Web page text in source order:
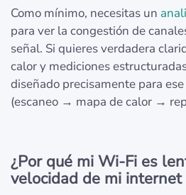
Como mínimo, necesitas un
para ver la congestión de
señal. Si quieres verdadera
calor y mediciones
diseñado precisamente para
(escaneo → mapa de calor →
¿Por qué mi Wi-Fi es
velocidad de mi internet